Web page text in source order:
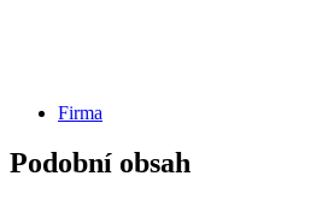
Firma
Podobní obsah